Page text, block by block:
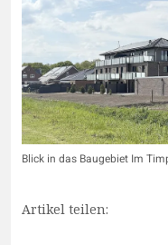
Blick in das Baugebiet Im
Artikel teilen: